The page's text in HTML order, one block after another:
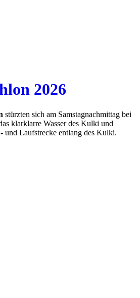
2026
stürzten sich am Samstagnachmittag bei
klarklarre Wasser des Kulki und
und Laufstrecke entlang des Kulki.